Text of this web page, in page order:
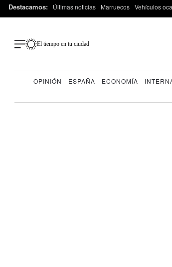
Destacamos: Últimas noticias Marruecos Vehículos
El tiempo en tu ciudad
OPINIÓN ESPAÑA ECONOMÍA